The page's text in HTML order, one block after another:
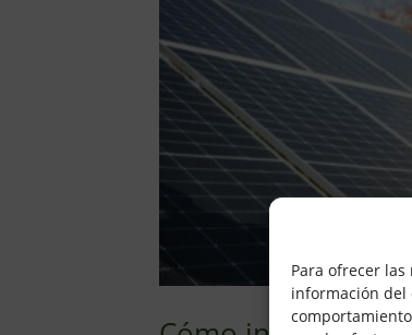
Para ofrecer
información del